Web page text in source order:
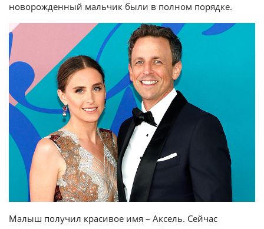
новорожденный мальчик были в полном порядке.
Малыш получил красивое имя – Аксель. Сейчас